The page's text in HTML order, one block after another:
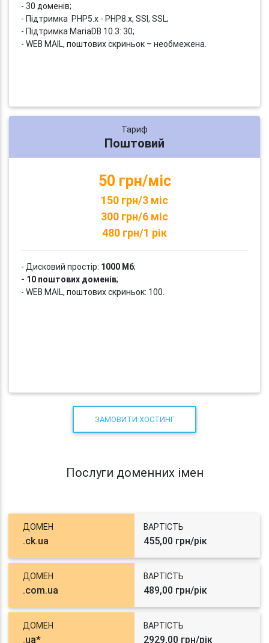
- 30 доменів;
- Підтримка PHP5.x - PHP8.x, SSI, SSL;
- Підтримка MariaDB 10.3: 30;
- WEB MAIL, поштових скриньок – необмежена.
Тариф
Поштовий
50 грн/міс
150 грн/3 міс
300 грн/6 міс
480 грн/1 рік
- Дисковий простір: 1000 Мб;
- 10 поштових доменів;
- WEB MAIL, поштових скриньок: 100.
ЗАМОВИТИ ХОСТИНГ
Послуги доменних імен
ДОМЕН
.ck.ua
ВАРТІСТЬ
455,00 грн/рік
ДОМЕН
.com.ua
ВАРТІСТЬ
489,00 грн/рік
ДОМЕН
.ua*
ВАРТІСТЬ
2929,00 грн/рік